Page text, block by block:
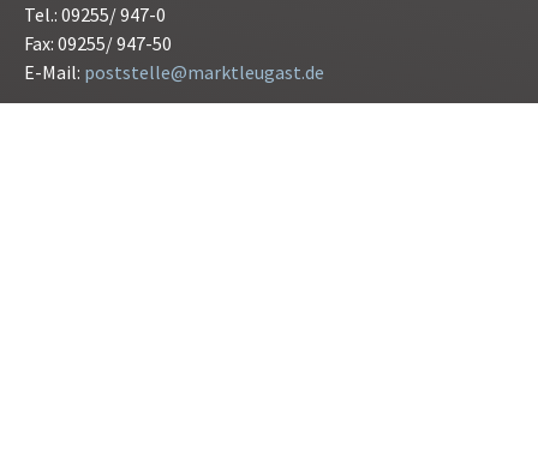
Tel.: 09255/ 947-0
Fax: 09255/ 947-50
E-Mail: poststelle@marktleugast.de